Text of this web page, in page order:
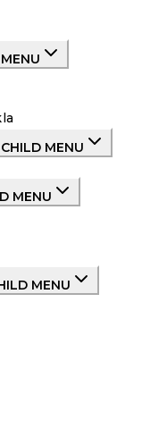
MENU
MENU
MENU